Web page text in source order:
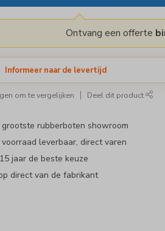
Ontvang een offerte
Informeer naar de levertijd
om te vergelijken Deel dit product
grootste rubberboten showroom
voorraad leverbaar, direct varen
jaar de beste keuze
direct van de fabrikant